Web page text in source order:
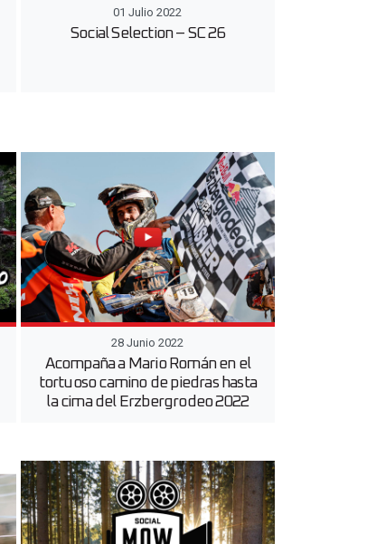
01 Julio 2022
Social Selection – SC 26
28 Junio 2022
Acompaña a Mario Román en el
tortuoso camino de piedras hasta
la cima del Erzbergrodeo 2022